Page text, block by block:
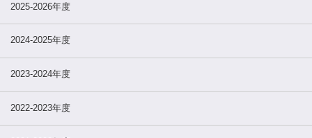
2025-2026年度
2024-2025年度
2023-2024年度
2022-2023年度